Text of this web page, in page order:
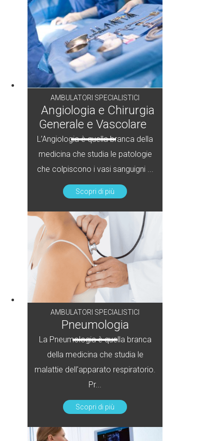
AMBULATORI SPECIALISTICI
Angiologia e Chirurgia
Generale e Vascolare
L’Angiologia è quella branca della
medicina che studia le patologie
che colpiscono i vasi sanguigni ...
Scopri di più
AMBULATORI SPECIALISTICI
Pneumologia
La Pneumologia è quella branca
della medicina che studia le
malattie dell'apparato respiratorio.
Pr...
Scopri di più